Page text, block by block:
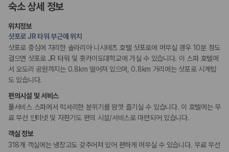
피트니스/헬스시설
사우나/스파
장애인 편의시설
휠체어로 이용가능한 주차장
휠체어로 이용 가능
흡연 시설
지정 흡연 구역
숙소 상세 정보
위치정보
삿포로 JR 타워 부근에 위치
삿포로 중심에 자리한 솔라리아 니시테츠 호텔 삿포로에 머무실 경우 10분 정도
걸으면 삿포로 JR 타워 및 홋카이도대학교에 가실 수 있습니다. 이 스파 호텔에
서 오도리 공원까지는 0.8km 떨어져 있으며, 0.8km 거리에는 삿포로 시계탑
도 있습니다.
편의시설 및 서비스
풀서비스 스파에서 럭셔리한 분위기를 맘껏 즐기실 수 있습니다. 이 호텔에는 무
료 무선 인터넷 및 자판기도 편의 시설/서비스로 마련되어 있습니다.
객실 정보
318개 객실에는 냉장고도 갖추어져 있어 편하게 머무실 수 있습니다. 무료 무선